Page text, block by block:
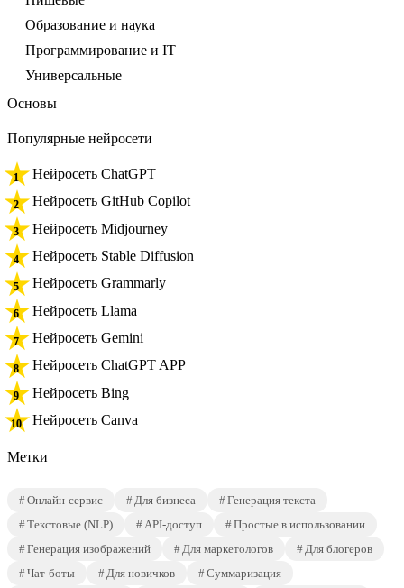
Образование и наука
Программирование и IT
Универсальные
Основы
Популярные нейросети
Нейросеть ChatGPT
Нейросеть GitHub Copilot
Нейросеть Midjourney
Нейросеть Stable Diffusion
Нейросеть Grammarly
Нейросеть Llama
Нейросеть Gemini
Нейросеть ChatGPT APP
Нейросеть Bing
Нейросеть Canva
Метки
Онлайн-сервис Для бизнеса
Генерация текста
Текстовые (NLP)
API-доступ
Простые в использовании
Генерация изображений
Для маркетологов
Для блогеров
Чат-боты
Для новичков
Суммаризация